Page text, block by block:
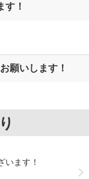
す！
願いします！
います！